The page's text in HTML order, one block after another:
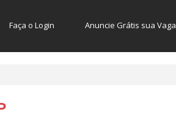
Faça o Login Anuncie Grátis sua Vaga